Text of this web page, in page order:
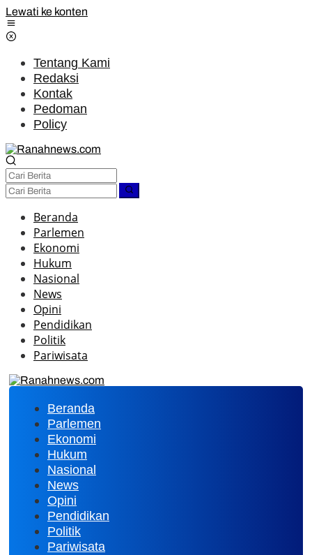
Lewati ke konten
Tentang Kami
Redaksi
Kontak
Pedoman
Policy
Beranda
Parlemen
Ekonomi
Hukum
Nasional
News
Opini
Pendidikan
Politik
Pariwisata
Beranda
Parlemen
Ekonomi
Hukum
Nasional
News
Opini
Pendidikan
Politik
Pariwisata